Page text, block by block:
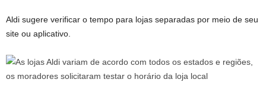
Aldi sugere verificar o tempo para lojas separadas por meio de seu
site ou aplicativo.